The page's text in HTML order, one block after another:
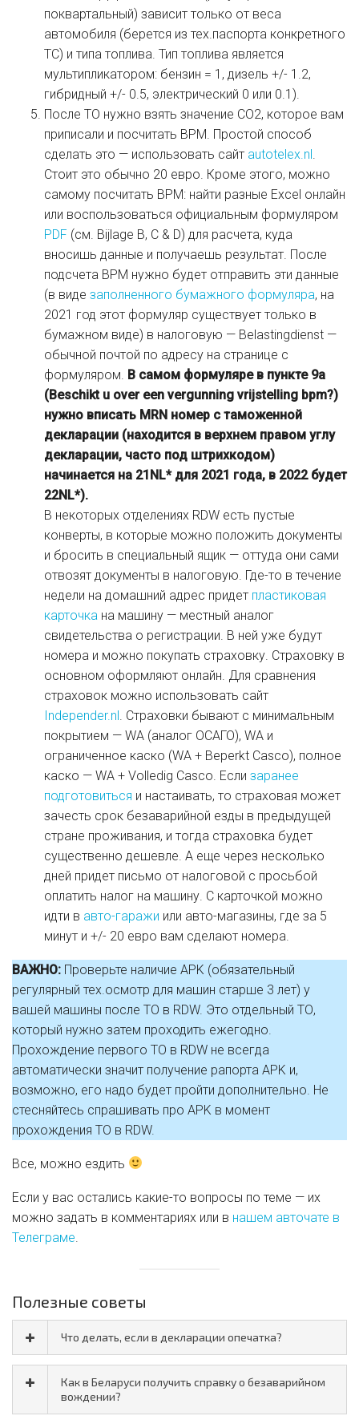
поквартальный) зависит только от веса
автомобиля (берется из тех.паспорта конкретного
ТС) и типа топлива. Тип топлива является
мультипликатором: бензин = 1, дизель +/- 1.2,
гибридный +/- 0.5, электрический 0 или 0.1).
После ТО нужно взять значение СО2, которое вам
приписали и посчитать BPM. Простой способ
сделать это — использовать сайт autotelex.nl
Стоит это обычно 20 евро. Кроме этого, можно
самому посчитать BPM: найти разные Excel онлайн
или воспользоваться официальным формуляром
PDF (см. Bijlage B, C & D) для расчета, куда
вносишь данные и получаешь результат. После
подсчета BPM нужно будет отправить эти данные
(в виде заполненного бумажного формуляра, на
2021 год этот формуляр существует только в
бумажном виде) в налоговую — Belastingdienst —
обычной почтой по адресу на странице с
формуляром. В самом формуляре в пункте 9а
(Beschikt u over een vergunning vrijstelling bpm?)
нужно вписать MRN номер с таможенной
декларации (находится в верхнем правом углу
декларации, часто под штрихкодом)
начинается на 21NL* для 2021 года, в 2022 будет
22NL*).
В некоторых отделениях RDW есть пустые
конверты, в которые можно положить документы
и бросить в специальный ящик — оттуда они сами
отвозят документы в налоговую. Где-то в течение
недели на домашний адрес придет пластиковая
карточка на машину — местный аналог
свидетельства о регистрации. В ней уже будут
номера и можно покупать страховку. Страховку в
основном оформляют онлайн. Для сравнения
страховок можно использовать сайт
Independer.nl . Страховки бывают с минимальным
покрытием — WA (аналог ОСАГО), WA и
ограниченное каско (WA + Beperkt Casco), полное
каско — WA + Volledig Casco. Если заранее
подготовиться и настаивать, то страховая может
зачесть срок безаварийной езды в предыдущей
стране проживания, и тогда страховка будет
существенно дешевле. А еще через несколько
дней придет письмо от налоговой с просьбой
оплатить налог на машину. С карточкой можно
идти в авто-гаражи или авто-магазины, где за 5
минут и +/- 20 евро вам сделают номера.
ВАЖНО: Проверьте наличие APK (обязательный
регулярный тех.осмотр для машин старше 3 лет) у
вашей машины после ТО в RDW. Это отдельный ТО,
который нужно затем проходить ежегодно.
Прохождение первого ТО в RDW не всегда
автоматически значит получение рапорта APK и,
возможно, его надо будет пройти дополнительно. Не
стесняйтесь спрашивать про APK в момент
прохождения ТО в RDW.
Все, можно ездить
Если у вас остались какие-то вопросы по теме — их
можно задать в комментариях или в нашем авточате в
Телеграме
Полезные советы
Что делать, если в декларации опечатка?
Как в Беларуси получить справку о безаварийном
вождении?